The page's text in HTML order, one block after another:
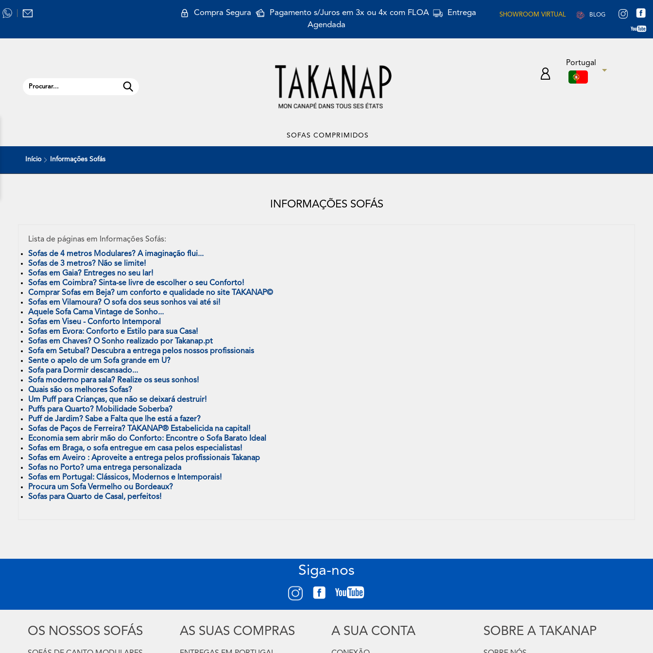
Compra Segura Pagamento s/Juros em 3x ou 4x com FLOA
Entrega
Agendada
SHOWROOM VIRTUAL BLOG
Portugal
SOFAS COMPRIMIDOS
Início Informações Sofás
INFORMAÇÕES SOFÁS
Lista de páginas em Informações Sofás:
Sofas de 4 metros Modulares? A imaginação flui...
Sofas de 3 metros? Não se limite!
Sofas em Gaia? Entreges no seu lar!
Sofas em Coimbra? Sinta-se livre de escolher o seu Conforto!
Comprar Sofas em Beja? um conforto e qualidade no site TAKANAP©
Sofas em Vilamoura? O sofa dos seus sonhos vai até si!
Aquele Sofa Cama Vintage de Sonho...
Sofas em Viseu - Conforto Intemporal
Sofas em Evora: Conforto e Estilo para sua Casa!
Sofas em Chaves? O Sonho realizado por Takanap.pt
Sofa em Setubal? Descubra a entrega pelos nossos profissionais
Sente o apelo de um Sofa grande em U?
Sofa para Dormir descansado...
Sofa moderno para sala? Realize os seus sonhos!
Quais são os melhores Sofas?
Um Puff para Crianças, que não se deixará destruir!
Puffs para Quarto? Mobilidade Soberba?
Puff de Jardim? Sabe a Falta que lhe está a fazer?
Sofas de Paços de Ferreira? TAKANAP® Estabelicida na capital!
Economia sem abrir mão do Conforto: Encontre o Sofa Barato Ideal
Sofas em Braga, o sofa entregue em casa pelos especialistas!
Sofas em Aveiro : Aproveite a entrega pelos profissionais Takanap
Sofas no Porto? uma entrega personalizada
Sofas em Portugal: Clássicos, Modernos e Intemporais!
Procura um Sofa Vermelho ou Bordeaux?
Sofas para Quarto de Casal, perfeitos!
Siga-nos
OS NOSSOS SOFÁS AS SUAS COMPRAS A SUA CONTA SOBRE A TAKANAP